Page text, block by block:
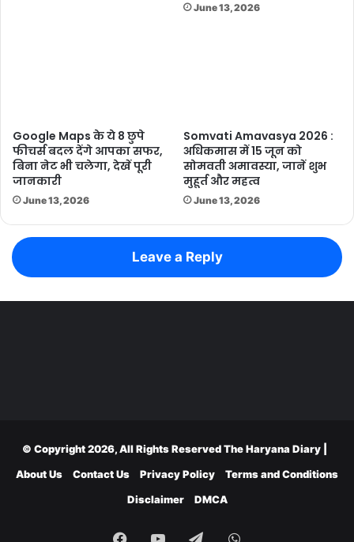
June 13, 2026
Google Maps के ये 8 छुपे
फीचर्स बदल देंगे आपका सफर,
बिना नेट भी चलेगा, देखें पूरी
जानकारी
June 13, 2026
Somvati Amavasya 2026 :
अधिकमास में 15 जून को
सोमवती अमावस्या, जानें शुभ
मुहूर्त और महत्व
June 13, 2026
Leave a Reply
© Copyright 2026, All Rights ReservedThe Haryana Diary
About Us
Contact Us Privacy Policy
Terms and Conditions
Disclaimer
DMCA
Facebook
YouTubeTelegramWhatsApp